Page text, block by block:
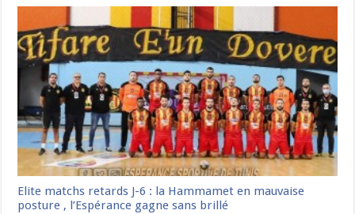
Elite matchs retards J-6 : la Hammamet en mauvaise
posture , l’Espérance gagne sans brillé